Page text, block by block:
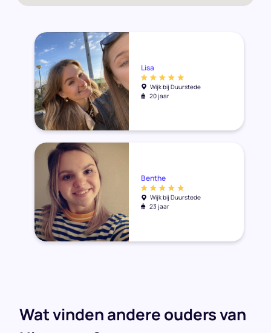
Lisa
Wijk bij Duurstede
20 jaar
Benthe
Wijk bij Duurstede
23 jaar
Wat vinden andere ouders van